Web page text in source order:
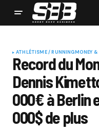
ATHLÉTISME / RUNNINGMONEY &
Record du
Dennis
000€ à Berlin
000$ de plus